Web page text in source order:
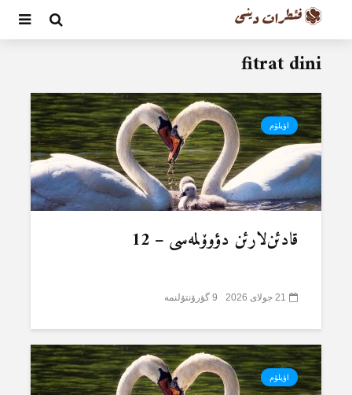
fitrat dini
اؤیلۆم
قادئن‌لارئن دؤوۆلمەسی – 12
21 جولای 2026 9 گؤرۆنتۆلنمە
اؤیلۆم